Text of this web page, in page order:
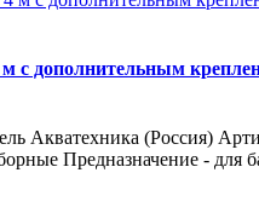
с дополнительным
Акватехника (Россия)
Предназначение - для